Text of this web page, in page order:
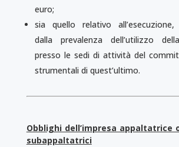
euro;
sia quello relativo
dalla prevalenza dell’utilizzo
presso le sedi di attività del
strumentali di quest’ultimo.
Obblighi dell’impresa appaltatrice
subappaltatrici